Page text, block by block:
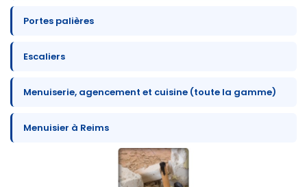
Portes palières
Escaliers
Menuiserie, agencement et cuisine (toute la gamme)
Menuisier à Reims